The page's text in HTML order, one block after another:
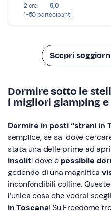
2 ore
5,0
1-50 partecipanti
Scopri
Dormire sotto le
i migliori glamping
Dormire in posti “strani in
semplice, se sai dove
stata una delle prime ad
insolitidove è possibile
godendo di una magnifica
inconfondibili colline.
l’unica cosa che vedrai
in Toscana! Su Freedome